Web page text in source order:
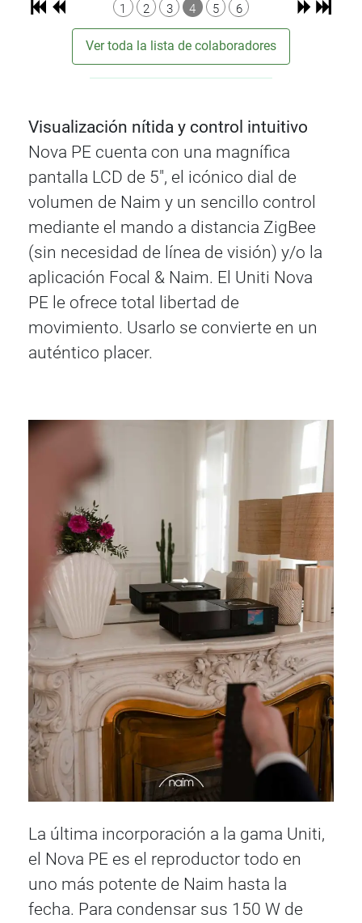
1 2 3 4 5 6
Ver toda la lista de colaboradores
Visualización nítida y control intuitivo
Nova PE cuenta con una magnífica
pantalla LCD de 5", el icónico dial de
volumen de Naim y un sencillo control
mediante el mando a distancia ZigBee
(sin necesidad de línea de visión) y/o la
aplicación Focal & Naim. El Uniti Nova
PE le ofrece total libertad de
movimiento. Usarlo se convierte en un
auténtico placer.
La última incorporación a la gama Uniti,
el Nova PE es el reproductor todo en
uno más potente de Naim hasta la
fecha. Para condensar sus 150 W de